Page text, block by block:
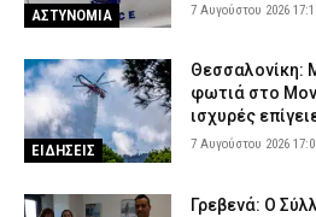
ΑΣΤΥΝΟΜΙΑ 7 Αυγούστου 2026
ΕΙΔΗΣΕΙΣ
Θεσσαλονίκη:
φωτιά στο
ισχυρές
7 Αυγούστου 2026
Γρεβενά: Ο